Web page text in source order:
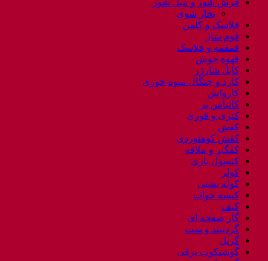
بخار شوی
فلاسک و کلمن
فوم ساز
قمقمه و فلاسک
قهوه جوش
کابل شارژر
کارد و چنگال میوه خوری
کارواش
کالباس بر
کتری و قوری
کفش
کفش کوهنوردی
کفگیر و ملاقه
کنسول بازی
کولر
کوله پشتی
کیسه خواب
کیف
گاز صفحه ای
گردنبند و ست
گریل
گوشتکوب برقی